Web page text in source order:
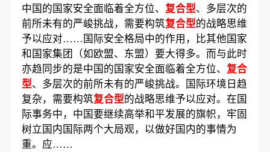
中国的国家安全面临着全方位、 复合型、多层次的
前所未有的严峻挑战，需要构筑复合型的战略思维
予以应对……国际安全格局中的作用，比其他国家
和国家集团（如欧盟、东盟）要大得多。而与此时
亦趋同步的是中国的国家安全面临着全方位、 复合
型、多层次的前所未有的严峻挑战。国际环境日趋
复杂，需要构筑复合型的战略思维予以应对。在国
际事务中，中国要继续高举和平发展的旗帜，牢固
树立国内国际两个大局观，以做好国内的事情为
重。应……